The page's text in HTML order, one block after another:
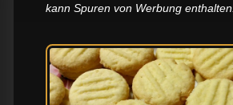
kann Spuren von Werbung enthalten.